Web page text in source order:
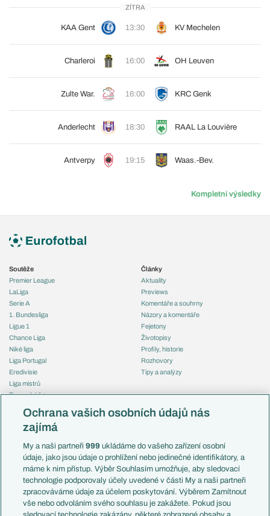
ZÍTRA
KAA Gent 13:30 KV Mechelen
Charleroi 16:00 OH Leuven
Zulte War. 16:00 KRC Genk
Anderlecht 18:30 RAAL La Louvière
Antverpy 19:15 Waas.-Bev.
Kompletní výsledky
Soutěže
Premier League
LaLiga
Serie A
1. Bundesliga
Ligue 1
Chance Liga
Niké liga
Liga Portugal
Eredivisie
Liga mistrů
Evropská liga
Mistrovství světa
Liga národů
Témata
Představení týmů MS
EuroSkauting
PL v kostce
Evropské koeficienty
Přestupy
Články
Aktuality
Previews
Komentáře a souhrny
Názory a komentáře
Fejetony
Životopisy
Profily, historie
Rozhovory
Tipy a analýzy
Česko
Francie
Itálie
Německo
Španělsko
Argentina
Brazílie
Ochrana vašich osobních údajů nás
zajímá
My a naši partneři999 ukládáme do vašeho zařízení osobní
údaje, jako jsou údaje o prohlížení nebo jedinečné identifikátory, a
máme k nim přístup. Výběr Souhlasím umožňuje, aby sledovací
technologie podporovaly účely uvedené v části My a naši partneři
zpracováváme údaje za účelem poskytování. Výběrem Zamítnout
vše nebo odvoláním svého souhlasu je zakážete. Pokud jsou